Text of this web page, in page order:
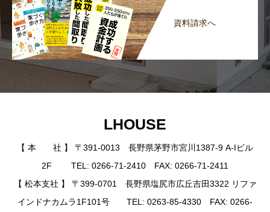
資料請求へ
LHOUSE
【 本 社 】 〒391-0013 長野県茅野市宮川1387-9 A-Iビル
2F TEL: 0266-71-2410 FAX: 0266-71-2411
【 松本支社 】 〒399-0701 長野県塩尻市広丘吉田3322 リファ
インドナカムラ1F101号 TEL: 0263-85-4330 FAX: 0266-